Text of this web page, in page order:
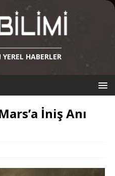
HABERLER
İniş Anı